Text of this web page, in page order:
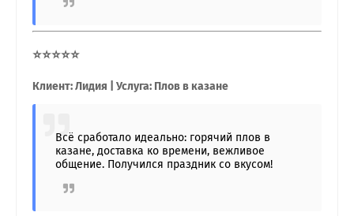
⭐⭐⭐⭐⭐
Клиент: Лидия | Услуга: Плов в казане
Всё сработало идеально: горячий плов в
казане, доставка ко времени, вежливое
общение. Получился праздник со вкусом!